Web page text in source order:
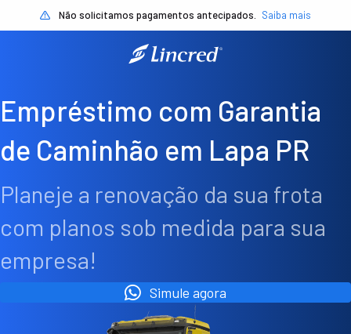
Não solicitamos pagamentos antecipados. Saiba mais
Empréstimo com Garantia
de Caminhão em Lapa PR
Planeje a renovação da sua frota
com planos sob medida para sua
empresa!
Simule agora